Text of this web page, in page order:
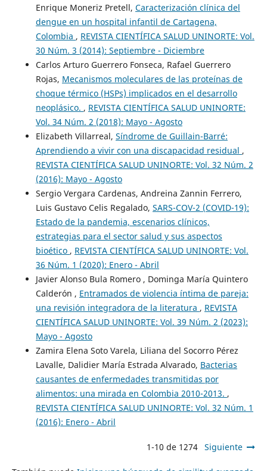
Enrique Moneriz Pretell, Caracterización clínica del
dengue en un hospital infantil de Cartagena,
Colombia , REVISTA CIENTÍFICA SALUD UNINORTE: Vol.
30 Núm. 3 (2014): Septiembre - Diciembre
Carlos Arturo Guerrero Fonseca, Rafael Guerrero
Rojas, Mecanismos moleculares de las proteínas de
choque térmico (HSPs) implicados en el desarrollo
neoplásico. , REVISTA CIENTÍFICA SALUD UNINORTE:
Vol. 34 Núm. 2 (2018): Mayo - Agosto
Elizabeth Villarreal, Síndrome de Guillain-Barré:
Aprendiendo a vivir con una discapacidad residual ,
REVISTA CIENTÍFICA SALUD UNINORTE: Vol. 32 Núm. 2
(2016): Mayo - Agosto
Sergio Vergara Cardenas, Andreina Zannin Ferrero,
Luis Gustavo Celis Regalado, SARS-COV-2 (COVID-19):
Estado de la pandemia, escenarios clínicos,
estrategias para el sector salud y sus aspectos
bioético , REVISTA CIENTÍFICA SALUD UNINORTE: Vol.
36 Núm. 1 (2020): Enero - Abril
Javier Alonso Bula Romero , Dominga María Quintero
Calderón , Entramados de violencia íntima de pareja:
una revisión integradora de la literatura , REVISTA
CIENTÍFICA SALUD UNINORTE: Vol. 39 Núm. 2 (2023):
Mayo - Agosto
Zamira Elena Soto Varela, Liliana del Socorro Pérez
Lavalle, Dalidier María Estrada Alvarado, Bacterias
causantes de enfermedades transmitidas por
alimentos: una mirada en Colombia 2010-2013. ,
REVISTA CIENTÍFICA SALUD UNINORTE: Vol. 32 Núm. 1
(2016): Enero - Abril
1-10 de 1274 Siguiente